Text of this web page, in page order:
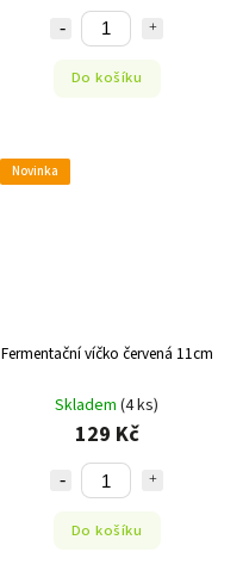
Do košíku
Novinka
Fermentační víčko červená 11cm
Skladem (4 ks)
129 Kč
Do košíku